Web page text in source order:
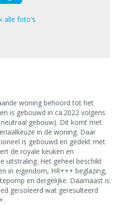
alle foto's
woning behoord tot het
is gebouwd in ca.2022 volgens
gebouw). Dit komt met
in de woning. Daar
is gebouwd en gedekt met
de royale keuken en
uitstraling. Het geheel beschikt
in eigendom, HR+++ beglazing,
en dergelijke. Daarnaast is
geïsoleerd wat geresulteerd